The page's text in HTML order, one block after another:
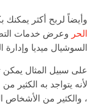
وأيضاً لربح أكثر
الحر وعرض خدمات
السوشيال ميديا
على سبيل المثال
لأنه يتواجد به الكثير
، والكثير من الأشخاص